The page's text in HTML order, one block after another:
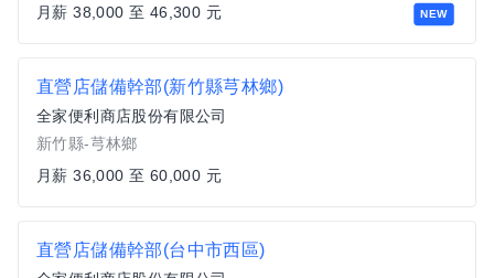
NEW
月薪 38,000 至 46,300 元
直營店儲備幹部(新竹縣芎林鄉)
全家便利商店股份有限公司
新竹縣-芎林鄉
月薪 36,000 至 60,000 元
直營店儲備幹部(台中市西區)